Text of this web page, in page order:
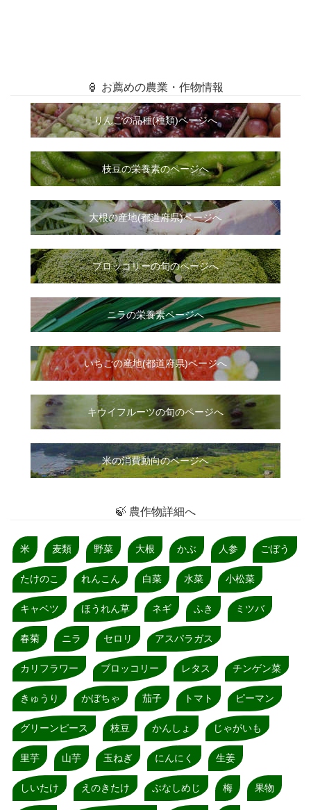
🏮 お薦めの農業・作物情報
りんごの品種(種類)ページへ
枝豆の栄養素のページへ
大根の産地(都道府県)ページへ
ブロッコリーの旬のページへ
ニラの栄養素ページへ
いちごの産地(都道府県)ページへ
キウイフルーツの旬のページへ
米の消費動向のページへ
🍃 農作物詳細へ
米 麦類 野菜 大根 かぶ 人参 ごぼう
たけのこ れんこん 白菜 水菜 小松菜
キャベツ ほうれん草 ネギ ふき ミツバ
春菊 ニラ セロリ アスパラガス
カリフラワー ブロッコリー レタス チンゲン菜
きゅうり かぼちゃ 茄子 トマト ピーマン
グリーンピース 枝豆 かんしょ じゃがいも
里芋 山芋 玉ねぎ にんにく 生姜
しいたけ えのきたけ ぶなしめじ 梅 果物